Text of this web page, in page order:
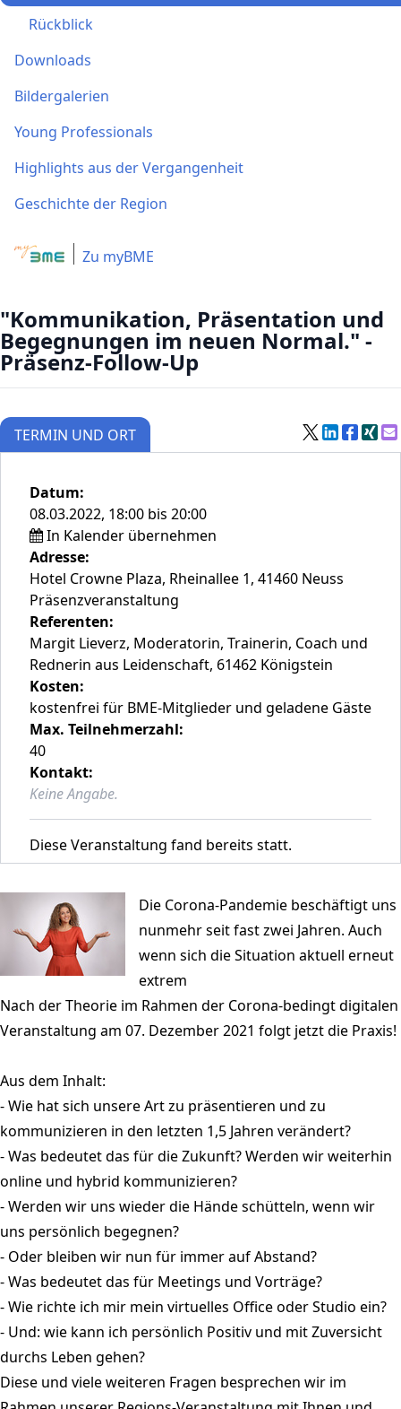
Rückblick
Downloads
Bildergalerien
Young Professionals
Highlights aus der Vergangenheit
Geschichte der Region
Zu myBME
"Kommunikation, Präsentation und
Begegnungen im neuen Normal." -
Präsenz-Follow-Up
TERMIN UND ORT
Datum:
08.03.2022, 18:00 bis 20:00
In Kalender übernehmen
Adresse:
Hotel Crowne Plaza, Rheinallee 1, 41460 Neuss
Präsenzveranstaltung
Referenten:
Margit Lieverz, Moderatorin, Trainerin, Coach und
Rednerin aus Leidenschaft, 61462 Königstein
Kosten:
kostenfrei für BME-Mitglieder und geladene Gäste
Max. Teilnehmerzahl:
40
Kontakt:
Keine Angabe.
Diese Veranstaltung fand bereits statt.
Die Corona-Pandemie beschäftigt uns
nunmehr seit fast zwei Jahren. Auch
wenn sich die Situation aktuell erneut
extrem
Nach der Theorie im Rahmen der Corona-bedingt digitalen
Veranstaltung am 07. Dezember 2021 folgt jetzt die Praxis!
Aus dem Inhalt:
- Wie hat sich unsere Art zu präsentieren und zu
kommunizieren in den letzten 1,5 Jahren verändert?
- Was bedeutet das für die Zukunft? Werden wir weiterhin
online und hybrid kommunizieren?
- Werden wir uns wieder die Hände schütteln, wenn wir
uns persönlich begegnen?
- Oder bleiben wir nun für immer auf Abstand?
- Was bedeutet das für Meetings und Vorträge?
- Wie richte ich mir mein virtuelles Office oder Studio ein?
- Und: wie kann ich persönlich Positiv und mit Zuversicht
durchs Leben gehen?
Diese und viele weiteren Fragen besprechen wir im